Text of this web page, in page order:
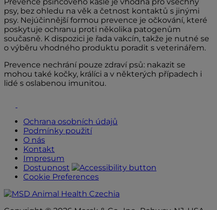
psy, bez ohledu na věk a četnost kontaktů s jinými
psy. Nejúčinnější formou prevence je očkování, které
poskytuje ochranu proti několika patogenům
současně. K dispozici je řada vakcín, takže je nutné se
o výběru vhodného produktu poradit s veterinářem.
Prevence nechrání pouze zdraví psů: nakazit se
mohou také kočky, králíci a v některých případech i
lidé s oslabenou imunitou.
Ochrana osobních údajů
Podmínky použití
O nás
Kontakt
Impresum
Dostupnost
Cookie Preferences